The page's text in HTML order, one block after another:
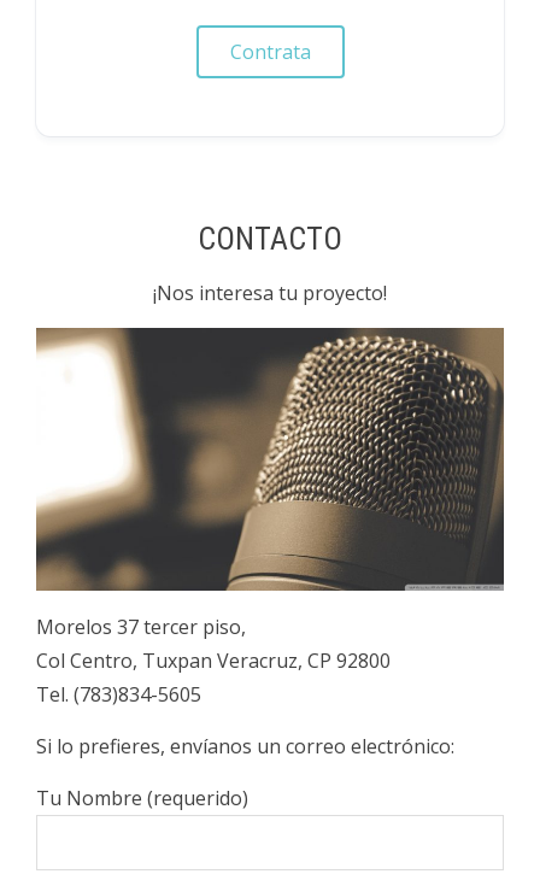
Contrata
CONTACTO
¡Nos interesa tu proyecto!
Morelos 37 tercer piso,
Col Centro, Tuxpan Veracruz, CP 92800
Tel. (783)834-5605
Si lo prefieres, envíanos un correo electrónico:
Tu Nombre (requerido)